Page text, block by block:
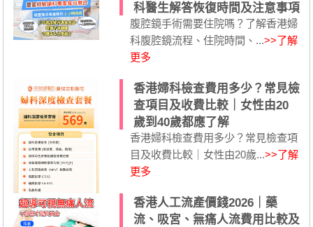
科醫生解答恢復時間及注意事項
腹腔鏡手術需要住院嗎？了解香港婦
科腹腔鏡流程、住院時間、...>>了解
更多
香港婦科檢查費用多少？常見檢
查項目及收費比較｜女性由20
歲到40歲都應了解
香港婦科檢查費用多少？常見檢查項
目及收費比較｜女性由20歲...>>了解
更多
香港人工流產價錢2026｜藥
流、吸宮、無痛人流費用比較及